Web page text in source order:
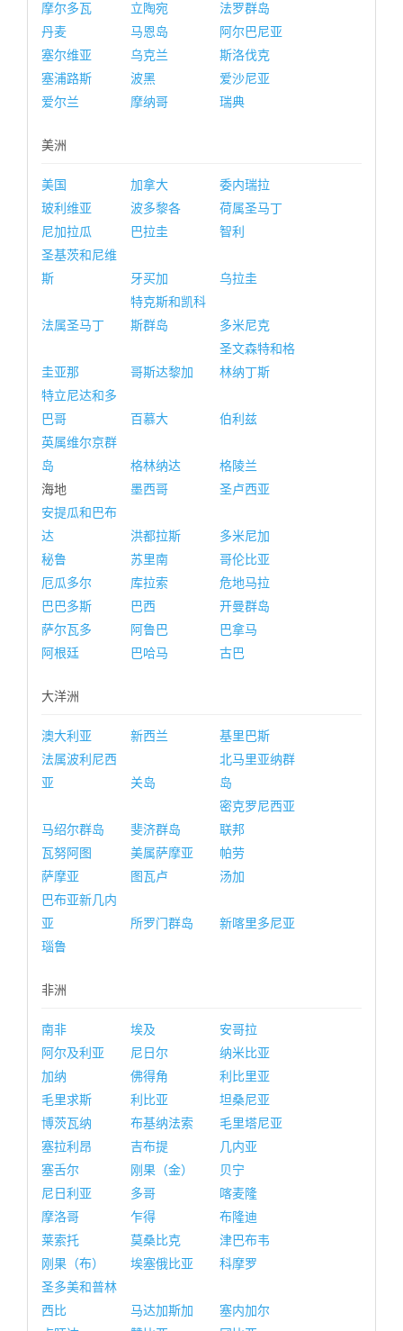
摩尔多瓦
立陶宛
法罗群岛
丹麦
马恩岛
阿尔巴尼亚
塞尔维亚
乌克兰
斯洛伐克
塞浦路斯
波黑
爱沙尼亚
爱尔兰
摩纳哥 瑞典
美洲
美国 加拿大
委内瑞拉
玻利维亚
波多黎各
荷属圣马丁
尼加拉瓜
巴拉圭
智利
圣基茨和尼维
斯
牙买加 乌拉圭
法属圣马丁
特克斯和凯科
斯群岛
多米尼克
圭亚那 哥斯达黎加
圣文森特和格
林纳丁斯
特立尼达和多
巴哥
百慕大
伯利兹
英属维尔京群
岛
格林纳达
格陵兰
海地
墨西哥
圣卢西亚
安提瓜和巴布
达
洪都拉斯
多米尼加
秘鲁
苏里南
哥伦比亚
厄瓜多尔
库拉索
危地马拉
巴巴多斯
巴西
开曼群岛
萨尔瓦多
阿鲁巴
巴拿马
阿根廷
巴哈马 古巴
大洋洲
澳大利亚 新西兰
基里巴斯
法属波利尼西
亚
关岛
北马里亚纳群
岛
马绍尔群岛 斐济群岛
密克罗尼西亚
联邦
瓦努阿图
美属萨摩亚
帕劳
萨摩亚
图瓦卢
汤加
巴布亚新几内
亚
所罗门群岛
新喀里多尼亚
瑙鲁
非洲
南非 埃及
安哥拉
阿尔及利亚
尼日尔
纳米比亚
加纳
佛得角
利比里亚
毛里求斯
利比亚
坦桑尼亚
博茨瓦纳
布基纳法索
毛里塔尼亚
塞拉利昂
吉布提
几内亚
塞舌尔
刚果（金）
贝宁
尼日利亚
多哥
喀麦隆
摩洛哥
乍得
布隆迪
莱索托
莫桑比克
津巴布韦
刚果（布）
埃塞俄比亚
科摩罗
圣多美和普林
西比
马达加斯加
塞内加尔